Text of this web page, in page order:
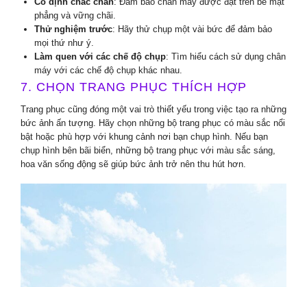
phẳng và vững chãi.
Thử nghiệm trước: Hãy thử chụp một vài bức để đảm bảo
mọi thứ như ý.
Làm quen với các chế độ chụp: Tìm hiểu cách sử dụng chân
máy với các chế độ chụp khác nhau.
7. CHỌN TRANG PHỤC THÍCH HỢP
Trang phục cũng đóng một vai trò thiết yếu trong việc tạo ra những
bức ảnh ấn tượng. Hãy chọn những bộ trang phục có màu sắc nổi
bật hoặc phù hợp với khung cảnh nơi bạn chụp hình. Nếu bạn
chụp hình bên bãi biển, những bộ trang phục với màu sắc sáng,
hoa văn sống động sẽ giúp bức ảnh trở nên thu hút hơn.